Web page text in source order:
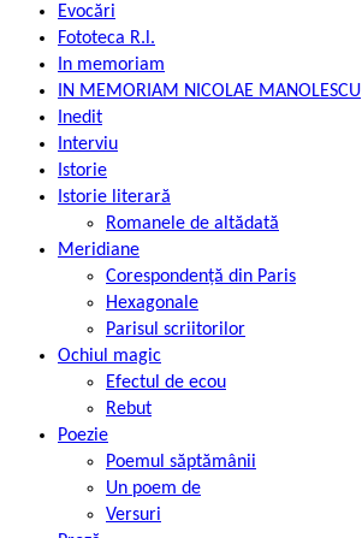
Evocări
Fototeca R.l.
In memoriam
IN MEMORIAM NICOLAE MANOLESCU
Inedit
Interviu
Istorie
Istorie literară
Romanele de altădată
Meridiane
Corespondență din Paris
Hexagonale
Parisul scriitorilor
Ochiul magic
Efectul de ecou
Rebut
Poezie
Poemul săptămânii
Un poem de
Versuri